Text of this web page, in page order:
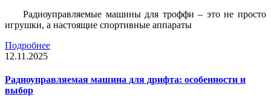
Радиоуправляемые машины для троффи – это не просто
игрушки, а настоящие спортивные аппараты
Подробнее
12.11.2025
Радиоуправляемая машина для дрифта: особенности и
выбор